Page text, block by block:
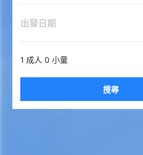
出發日期
1 成人 0 小童
搜尋